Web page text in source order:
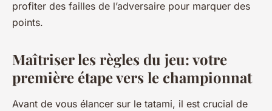
profiter des failles de l’adversaire pour marquer des
points.
Maîtriser les règles du jeu: votre
première étape vers le championnat
Avant de vous élancer sur le tatami, il est crucial de